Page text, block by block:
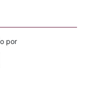
por